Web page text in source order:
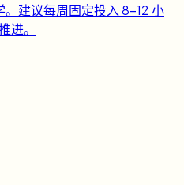
建议每周固定投入 8-12 小
进。